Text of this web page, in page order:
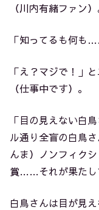
（川内有緒ファン）
「知ってるも何も
「え？マジで！」
（仕事中です）。
「目の見えない白
ル通り全盲の白鳥
んま）ノンフィク
賞……それが果たし
白鳥さんは目が見